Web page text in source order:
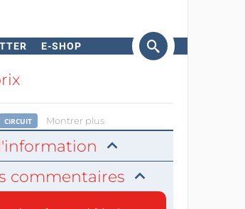
E-SHOP
CIRCUIT Montrer plus
commentaires